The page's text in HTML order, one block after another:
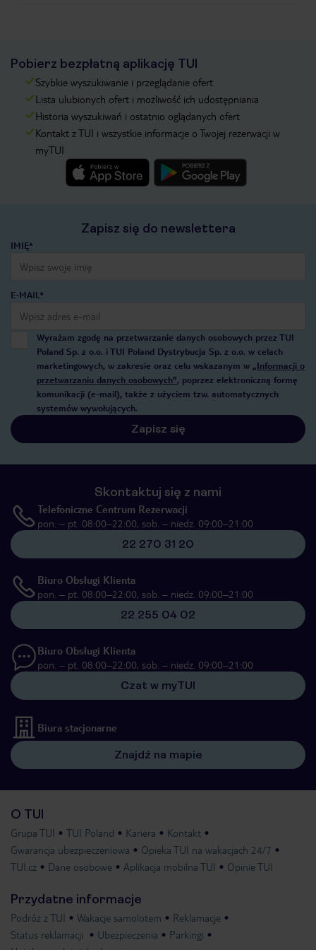
Pobierz bezpłatną aplikację TUI
Szybkie wyszukiwanie i przeglądanie ofert
Lista ulubionych ofert i możliwość ich udostępniania
Historia wyszukiwań i ostatnio oglądanych ofert
Kontakt z TUI i wszystkie informacje o Twojej rezerwacji w
myTUI
Zapisz się do newslettera
IMIĘ*
E-MAIL*
Wyrażam zgodę na przetwarzanie danych osobowych przez TUI
Poland Sp. z o.o. i TUI Poland Dystrybucja Sp. z o.o. w celach
marketingowych, w zakresie oraz celu wskazanym w „Informacji o
przetwarzaniu danych osobowych”, poprzez elektroniczną formę
komunikacji (e-mail), także z użyciem tzw. automatycznych
systemów wywołujących.
Zapisz się
Skontaktuj się z nami
Telefoniczne Centrum Rezerwacji
pon. – pt. 08:00–22:00, sob. – niedz. 09:00–21:00
22 270 31 20
Biuro Obsługi Klienta
pon. – pt. 08:00–22:00, sob. – niedz. 09:00–21:00
22 255 04 02
Biuro Obsługi Klienta
pon. – pt. 08:00–22:00, sob. – niedz. 09:00–21:00
Czat w myTUI
Biura stacjonarne
Znajdź na mapie
O TUI
Grupa TUI TUI Poland Kariera
Kontakt
Gwarancja ubezpieczeniowa
Opieka TUI na wakacjach 24/7
TUI.cz
Dane osobowe Aplikacja mobilna TUI Opinie TUI
Przydatne informacje
Podróż z TUI Wakacje samolotem
Reklamacje
Status reklamacji
Ubezpieczenia
Parkingi